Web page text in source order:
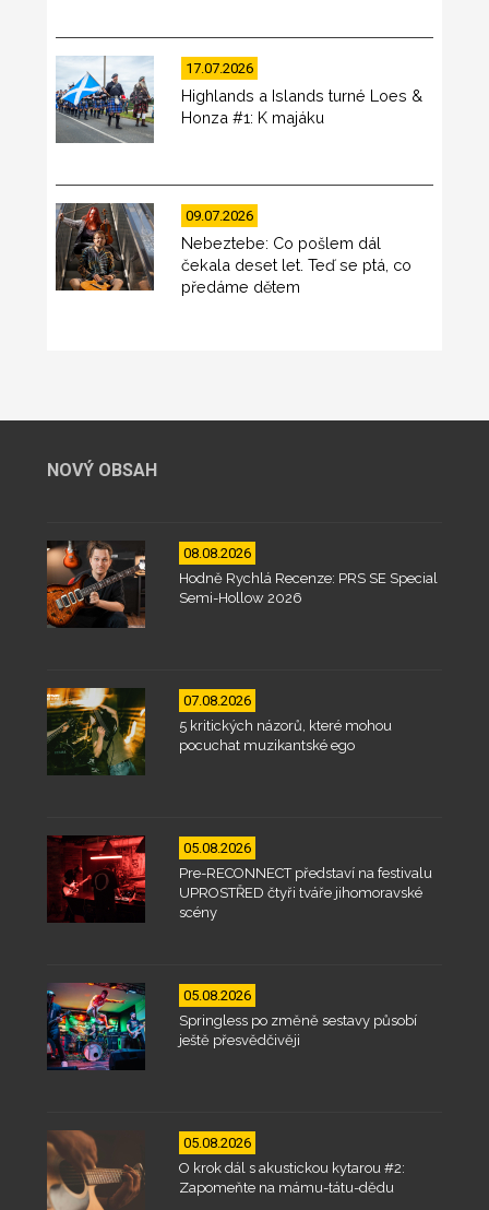
17.07.2026
Highlands a Islands turné Loes &
Honza #1: K majáku
09.07.2026
Nebeztebe: Co pošlem dál
čekala deset let. Teď se ptá, co
předáme dětem
NOVÝ OBSAH
08.08.2026
Hodně Rychlá Recenze: PRS SE Special
Semi-Hollow 2026
07.08.2026
5 kritických názorů, které mohou
pocuchat muzikantské ego
05.08.2026
Pre-RECONNECT představí na festivalu
UPROSTŘED čtyři tváře jihomoravské
scény
05.08.2026
Springless po změně sestavy působí
ještě přesvědčivěji
05.08.2026
O krok dál s akustickou kytarou #2:
Zapomeňte na mámu-tátu-dědu